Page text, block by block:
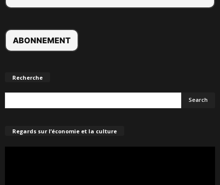
Recherche
Regards sur l’économie et la culture